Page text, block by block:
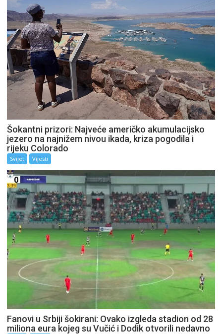
Šokantni prizori: Najveće američko akumulacijsko
jezero na najnižem nivou ikada, kriza pogodila i
rijeku Colorado
Svijet Vijesti
Fanovi u Srbiji šokirani: Ovako izgleda stadion od 28
miliona eura kojeg su Vučić i Dodik otvorili nedavno